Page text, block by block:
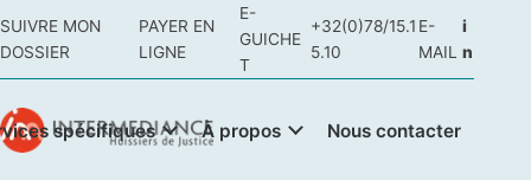
SUIVRE MON
DOSSIER
PAYER EN
LIGNE
E-
GUICHE
T
+32(0)78/15.1
5.10
E-
MAIL
i
n
spécifiques À propos Nous contacter